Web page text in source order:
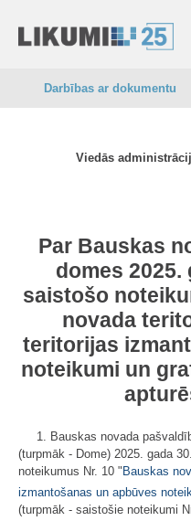
Darbības ar dokumentu
Viedās
Par Bauskas
domes 2025.
saistošo
novada
teritorijas
noteikumi un
1. Bauskas novada
(turpmāk - Dome) 2025. gada
noteikumus Nr. 10 " Bauskas
izmantošanas un apbūves
(turpmāk - saistošie noteikumi